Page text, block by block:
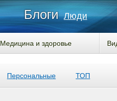
Блоги Люди
Медицина и здоровье
Персональные ТОП